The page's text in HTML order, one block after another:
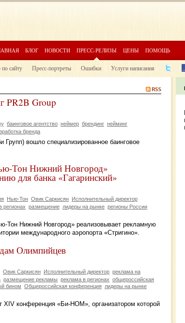
БЛОГ НОВОСТИ ПРЕСС-РЕЛИЗЫ ЦЕНЫ ПОМОЩЬ
по сайту Пресс-портреты Ошибки Услуги написания
Group
баинговое агентство неймер брендинг нейминг
бренда
вошло специализированное баинговое
Тон Нижний Новгород»
для банка «Гагаринский»
Нью-Тон Овик Саркисян Исполнительный директор
регионах размещение лидеры на рынке регионы России
Тон Нижний Новгород» реализовывает рекламную
международного аэропорта «Стригино».
Олимпийцев
Овик Саркисян Исполнительный директор реклама на
размещение рекламы реклама в регионах общероссийская
бином Общероссийская конференция лидеры на рынке
XIV конференция «Би-НОМ», организатором которой